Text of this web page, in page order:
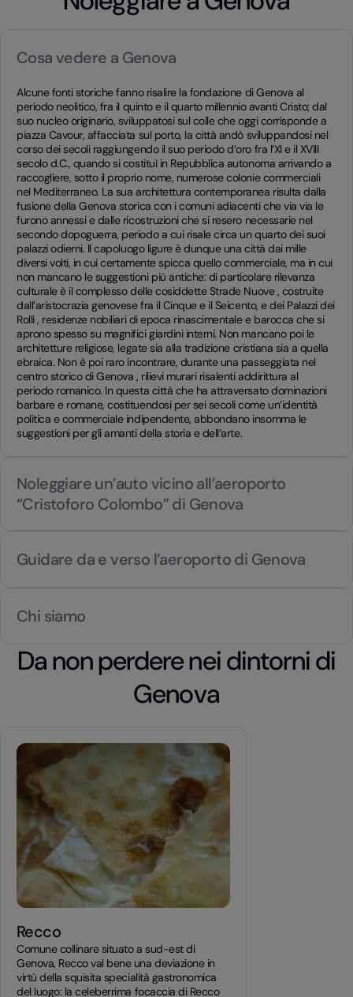
Cosa vedere a Genova
Alcune fonti storiche fanno risalire la fondazione di Genova al
periodo neolitico, fra il quinto e il quarto millennio avanti Cristo; dal
suo nucleo originario, sviluppatosi sul colle che oggi corrisponde a
piazza Cavour, affacciata sul porto, la città andò sviluppandosi nel
corso dei secoli raggiungendo il suo periodo d’oro fra l’XI e il XVIII
secolo d.C., quando si costituì in Repubblica autonoma arrivando a
raccogliere, sotto il proprio nome, numerose colonie commerciali
nel Mediterraneo. La sua architettura contemporanea risulta dalla
fusione della Genova storica con i comuni adiacenti che via via le
furono annessi e dalle ricostruzioni che si resero necessarie nel
secondo dopoguerra, periodo a cui risale circa un quarto dei suoi
palazzi odierni. Il capoluogo ligure è dunque una città dai mille
diversi volti, in cui certamente spicca quello commerciale, ma in cui
non mancano le suggestioni più antiche: di particolare rilevanza
culturale è il complesso delle cosiddette Strade Nuove , costruite
dall’aristocrazia genovese fra il Cinque e il Seicento, e dei Palazzi dei
Rolli , residenze nobiliari di epoca rinascimentale e barocca che si
aprono spesso su magnifici giardini interni. Non mancano poi le
architetture religiose, legate sia alla tradizione cristiana sia a quella
ebraica. Non è poi raro incontrare, durante una passeggiata nel
centro storico di Genova , rilievi murari risalenti addirittura al
periodo romanico. In questa città che ha attraversato dominazioni
barbare e romane, costituendosi per sei secoli come un’identità
politica e commerciale indipendente, abbondano insomma le
suggestioni per gli amanti della storia e dell’arte.
Noleggiare un’auto vicino all’aeroporto
“Cristoforo Colombo” di Genova
Guidare da e verso l’aeroporto di Genova
Chi siamo
Da non perdere nei dintorni di
Genova
Recco
Comune collinare situato a sud-est di
Genova, Recco val bene una deviazione in
virtù della squisita specialità gastronomica
del luogo: la celeberrima focaccia di Recco